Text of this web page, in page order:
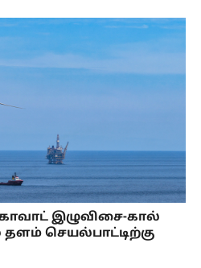
இழுவிசை-கால்
செயல்பாட்டிற்கு